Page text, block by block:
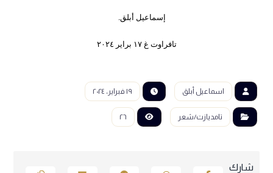
إسماعيل أبلق.
تافراوت غ ١٧ براير ٢٠٢٤
اسماعيل أبلق ١٩ فبراير، ٢٠٢٤
تامديازت/شعر ٢٦